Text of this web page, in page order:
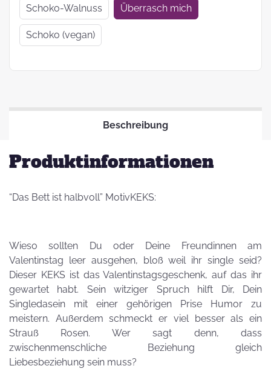
Schoko-Walnuss Überrasch mich
Schoko (vegan)
Beschreibung
Produktinformationen
“Das Bett ist halbvoll” MotivKEKS:
Wieso sollten Du oder Deine Freundinnen am
Valentinstag leer ausgehen, bloß weil ihr single seid?
Dieser KEKS ist das Valentinstagsgeschenk, auf das ihr
gewartet habt. Sein witziger Spruch hilft Dir, Dein
Singledasein mit einer gehörigen Prise Humor zu
meistern. Außerdem schmeckt er viel besser als ein
Strauß Rosen. Wer sagt denn, dass
zwischenmenschliche Beziehung gleich
Liebesbeziehung sein muss?